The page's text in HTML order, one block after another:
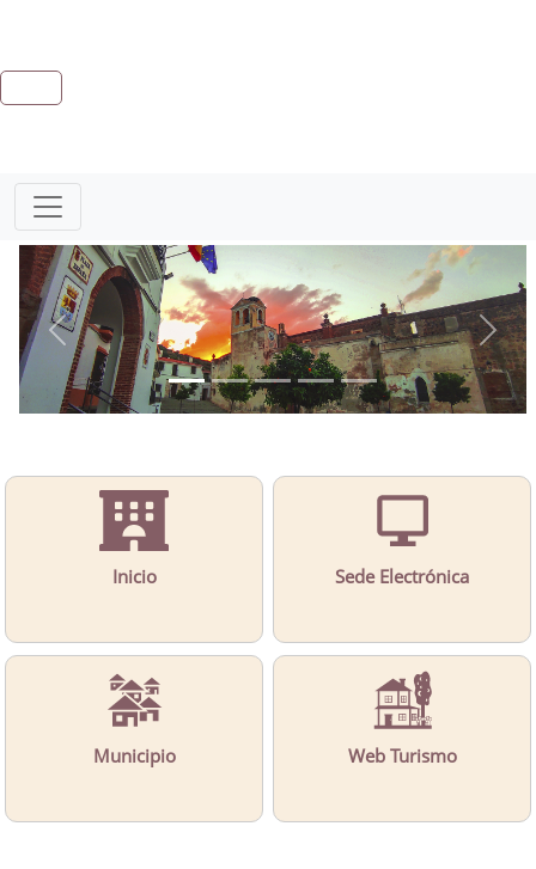
Inicio Sede Electrónica
Municipio Web Turismo